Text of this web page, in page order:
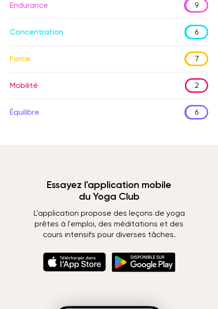
Endurance 9
Concentration 6
Force 7
Mobilité 2
Équilibre 6
Essayez l'application mobile
du Yoga Club
L'application propose des leçons de yoga
prêtes à l'emploi, des méditations et des
cours intensifs pour diverses tâches.